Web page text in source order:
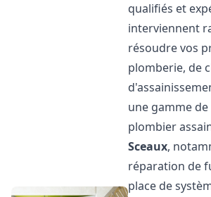
qualifiés et
interviennent
résoudre vos
plomberie, de
une gamme
plombier
Sceaux,
réparation de
place de